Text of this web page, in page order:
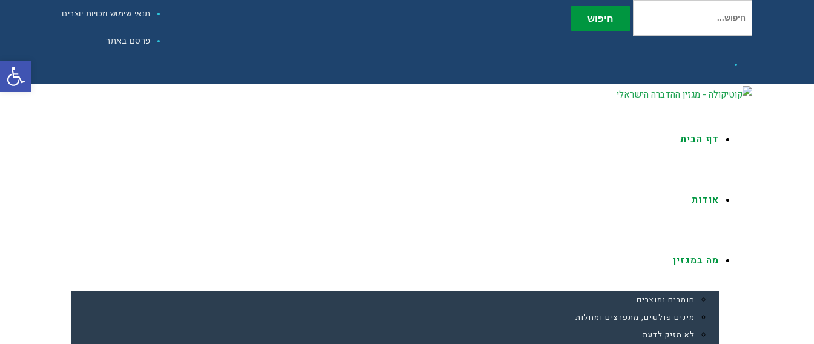
תנאי שימוש וזכויות יוצרים
פרסם באתר
חיפוש
דף הבית
אודות
מה במגזין
חומרים ומוצרים
מינים פולשים, מתפרצים ומחלות
לא מזיק לדעת